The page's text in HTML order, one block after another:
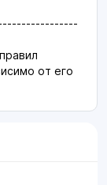
от его